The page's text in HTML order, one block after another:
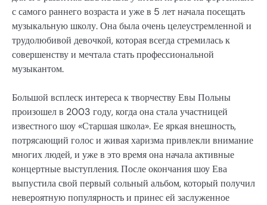
с самого раннего возраста и уже в 5 лет начала посещать
музыкальную школу. Она была очень целеустремленной и
трудолюбивой девочкой, которая всегда стремилась к
совершенству и мечтала стать профессиональной
музыкантом.
Большой всплеск интереса к творчеству Евы Польны
произошел в 2003 году, когда она стала участницей
известного шоу «Старшая школа». Ее яркая внешность,
потрясающий голос и живая харизма привлекли внимание
многих людей, и уже в это время она начала активные
концертные выступления. После окончания шоу Ева
выпустила свой первый сольный альбом, который получил
невероятную популярность и принес ей заслуженное